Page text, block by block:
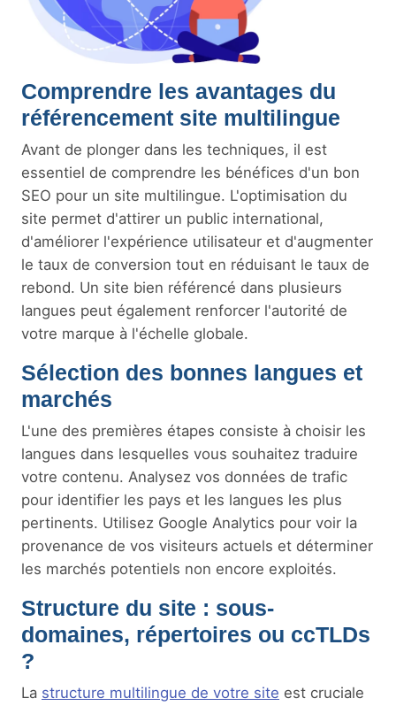
Comprendre les avantages du
référencement site multilingue
Avant de plonger dans les techniques, il est
essentiel de comprendre les bénéfices d'un bon
SEO pour un site multilingue. L'optimisation du
site permet d'attirer un public international,
d'améliorer l'expérience utilisateur et d'augmenter
le taux de conversion tout en réduisant le taux de
rebond. Un site bien référencé dans plusieurs
langues peut également renforcer l'autorité de
votre marque à l'échelle globale.
Sélection des bonnes langues et
marchés
L'une des premières étapes consiste à choisir les
langues dans lesquelles vous souhaitez traduire
votre contenu. Analysez vos données de trafic
pour identifier les pays et les langues les plus
pertinents. Utilisez Google Analytics pour voir la
provenance de vos visiteurs actuels et déterminer
les marchés potentiels non encore exploités.
Structure du site : sous-
domaines, répertoires ou ccTLDs
?
La structure multilingue de votre site est cruciale